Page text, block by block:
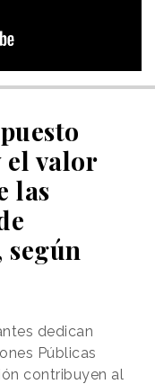
el valor
las
dedican
Públicas
contribuyen al